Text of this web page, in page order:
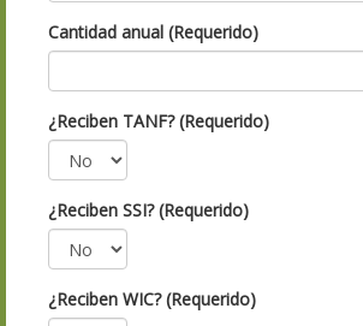
Cantidad anual (Requerido)
¿Reciben TANF? (Requerido)
¿Reciben SSI? (Requerido)
¿Reciben WIC? (Requerido)